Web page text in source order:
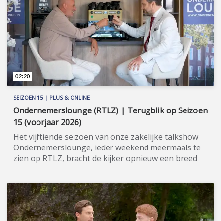
verhuur, wordt u volledig ontzorgd en profiteert u
van een aantrekkelijk rendement. Meer informatie:
www.marinaparken.nl
(https://www.marinaparken.nl).
SEIZOEN 15 | PLUS & ONLINE
Ondernemerslounge (RTLZ) | Terugblik op Seizoen
15 (voorjaar 2026)
Het vijftiende seizoen van onze zakelijke talkshow
Ondernemerslounge, ieder weekend meermaals te
zien op RTLZ, bracht de kijker opnieuw een breed
gebied van ondernemerschap, investeren en
genieten van het leven. Onze studio in het koetshuis
van Kasteel Hoekelum werd hierbij zoals altijd
ingericht met het statige meubilair van Jan Frantzen.
02:20